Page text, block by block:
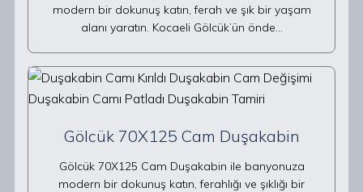
modern bir dokunuş katın, ferah ve şık bir yaşam
alanı yaratın. Kocaeli Gölcük’ün önde…
Gölcük 70X125 Cam Duşakabin
Gölcük 70X125 Cam Duşakabin ile banyonuza
modern bir dokunuş katın, ferahlığı ve şıklığı bir